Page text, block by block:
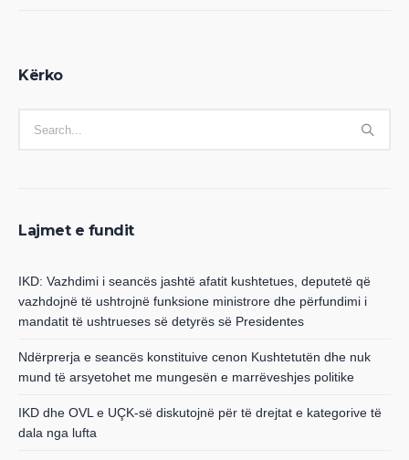
Kërko
Lajmet e fundit
IKD: Vazhdimi i seancës jashtë afatit kushtetues, deputetë që
vazhdojnë të ushtrojnë funksione ministrore dhe përfundimi i
mandatit të ushtrueses së detyrës së Presidentes
Ndërprerja e seancës konstituive cenon Kushtetutën dhe nuk
mund të arsyetohet me mungesën e marrëveshjes politike
IKD dhe OVL e UÇK-së diskutojnë për të drejtat e kategorive të
dala nga lufta